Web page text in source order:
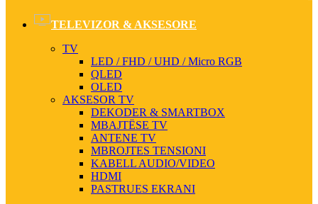
TELEVIZOR & AKSESORE
TV
LED / FHD / UHD / Micro RGB
QLED
OLED
AKSESOR TV
DEKODER & SMARTBOX
MBAJTËSE TV
ANTENE TV
MBROJTES TENSIONI
KABELL AUDIO/VIDEO
HDMI
PASTRUES EKRANI